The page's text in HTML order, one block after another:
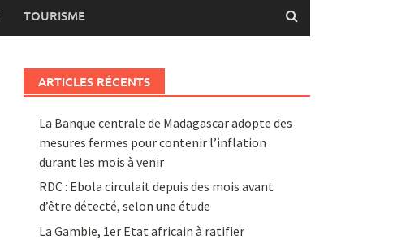
TOURISME
ARTICLES RÉCENTS
La Banque centrale de Madagascar adopte des
mesures fermes pour contenir l’inflation
durant les mois à venir
RDC : Ebola circulait depuis des mois avant
d’être détecté, selon une étude
La Gambie, 1er Etat africain à ratifier